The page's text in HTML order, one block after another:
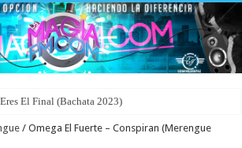
El Final (Bachata 2023)
/ Omega El Fuerte – Conspiran (Merengue